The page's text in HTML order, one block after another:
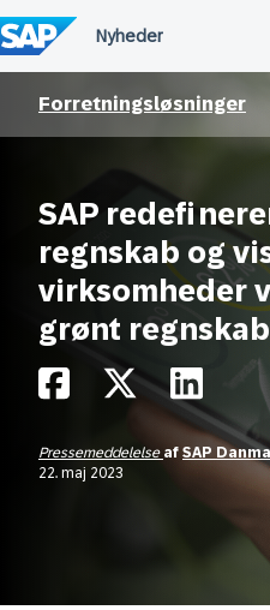
til
indholdet
Forretningsløsninger
SAP
regnskab og
virksomheder
grønt regnskab
Pressemeddelelse af SAP
22. maj 2023